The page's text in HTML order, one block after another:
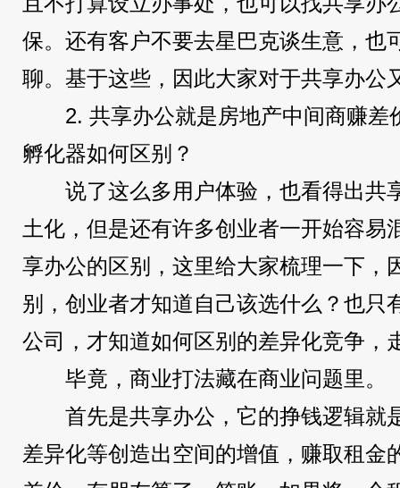
保。还有客户不要去星巴克谈生意，也
聊。基于这些，因此大家对于共享办公
2. 共享办公就是房地产中间商赚差
孵化器如何区别？
说了这么多用户体验，也看得出共
土化，但是还有许多创业者一开始容易
享办公的区别，这里给大家梳理一下，
别，创业者才知道自己该选什么？也只
公司，才知道如何区别的差异化竞争，
毕竟，商业打法藏在商业问题里。
首先是共享办公，它的挣钱逻辑就
差异化等创造出空间的增值，赚取租金